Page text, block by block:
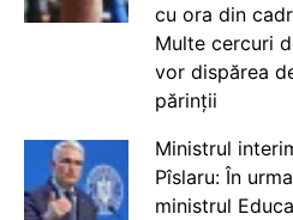
cu ora din
Multe cercuri
vor dispărea
părinții
Ministrul
Pîslaru: În
ministrul